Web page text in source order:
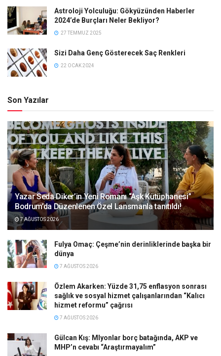
Astroloji Yolculuğu: Gökyüzünden Haberler
2024’de Burçları Neler Bekliyor?
27 TEMMUZ 2025
Sizi Daha Genç Gösterecek Saç Renkleri
22 OCAK 2024
Son Yazılar
Yazar Seda Diker’in Yeni Romanı “Aşk Kütüphanesi”
Bodrum’da Düzenlenen Özel Lansmanla tanıtıldı!
7 AĞUSTOS 2026
Fulya Omaç: Çeşme’nin derinliklerinde başka bir
dünya
7 AĞUSTOS 2026
Özlem Akarken: Yüzde 31,75 enflasyon sonrası
sağlık ve sosyal hizmet çalışanlarından “Kalıcı
hizmet reformu” çağrısı
7 AĞUSTOS 2026
Gülcan Kış: Mlyonlar borç batağında, AKP ve
MHP’n cevabı “Araştırmayalım”